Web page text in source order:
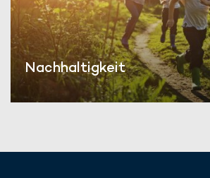
Nachhaltigkeit